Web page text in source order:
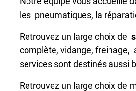
les pneumatiques, la
Retrouvez un large choix de
complète, vidange, freinage,
services sont destinés aussi
Retrouvez un large choix de